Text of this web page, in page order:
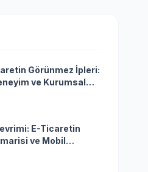
Görünmez İpleri:
ve Kurumsal
E-Ticaretin
ve Mobil
Anahtarı